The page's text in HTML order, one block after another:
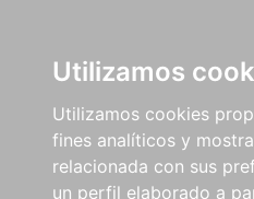
Utilizamos
Utilizamos cookies
fines analíticos y
relacionada con sus
un perfil elaborado a